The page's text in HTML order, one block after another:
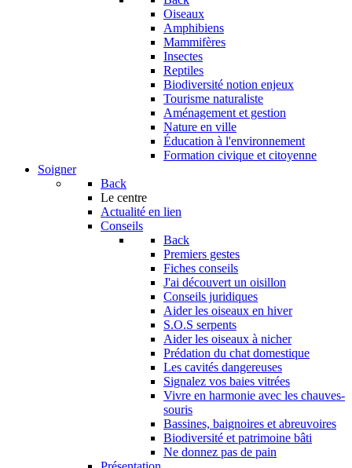
Oiseaux
Amphibiens
Mammifères
Insectes
Reptiles
Biodiversité notion enjeux
Tourisme naturaliste
Aménagement et gestion
Nature en ville
Éducation à l'environnement
Formation civique et citoyenne
Soigner
Back
Le centre
Actualité en lien
Conseils
Back
Premiers gestes
Fiches conseils
J'ai découvert un oisillon
Conseils juridiques
Aider les oiseaux en hiver
S.O.S serpents
Aider les oiseaux à nicher
Prédation du chat domestique
Les cavités dangereuses
Signalez vos baies vitrées
Vivre en harmonie avec les chauves-
souris
Bassines, baignoires et abreuvoires
Biodiversité et patrimoine bâti
Ne donnez pas de pain